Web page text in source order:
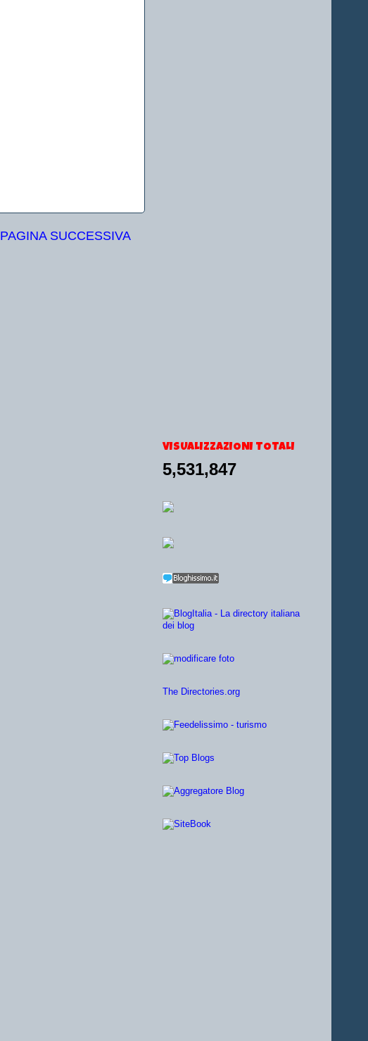
PAGINA SUCCESSIVA
VISUALIZZAZIONI TOTALI
5,531,847
The Directories.org